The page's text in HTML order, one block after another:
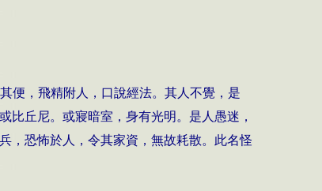
便，飛精附人，口說經法。其人不覺，是
丘尼。或寢暗室，身有光明。是人愚迷，
，恐怖於人，令其家資，無故耗散。此名怪